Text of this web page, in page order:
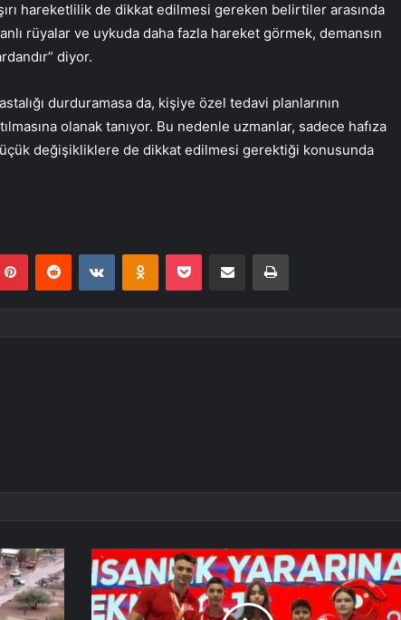
hareketlilik de dikkat edilmesi gereken belirtiler arasında
rüyalar ve uykuda daha fazla hareket görmek, demansın
diyor.
durduramasa da, kişiye özel tedavi planlarının
olanak tanıyor. Bu nedenle uzmanlar, sadece hafıza
değişikliklere de dikkat edilmesi gerektiği konusunda
PinterestReddit VKontakteOdnoklassniki
Pocket E-Posta ile paylaş Yazdır